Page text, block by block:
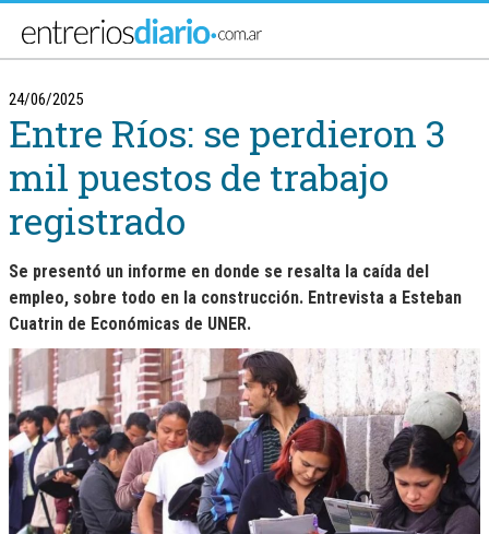
24/06/2025
Entre Ríos: se perdieron 3
mil puestos de trabajo
registrado
Se presentó un informe en donde se resalta la caída del
empleo, sobre todo en la construcción. Entrevista a Esteban
Cuatrin de Económicas de UNER.